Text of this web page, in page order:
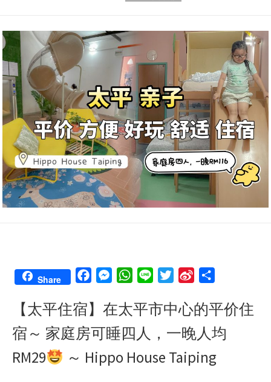
Share
c
b
o
s
e
n
W
a
s
A
n
i
t
e
n
W
e
a
e
【太平住宿】在太平市中心的平价住
宿～ 家庭房可睡四人，一晚人均
RM29
～ Hippo House Taiping